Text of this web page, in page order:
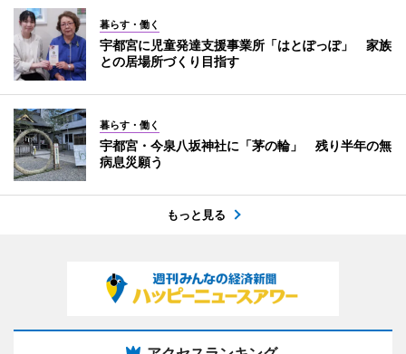
暮らす・働く
宇都宮に児童発達支援事業所「はとぽっぽ」 家族
との居場所づくり目指す
暮らす・働く
宇都宮・今泉八坂神社に「茅の輪」 残り半年の無
病息災願う
もっと見る